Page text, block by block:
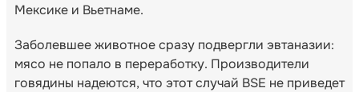
Мексике и Вьетнаме.
Заболевшее животное сразу подвергли эвтаназии:
мясо не попало в переработку. Производители
говядины надеются, что этот случай BSE не приведет